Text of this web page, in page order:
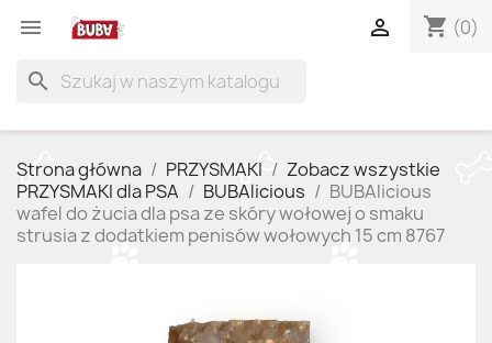
 shopping_cart (0)

search
Strona główna PRZYSMAKI
Zobacz wszystkie
PRZYSMAKI dla PSA
BUBAlicious
BUBAlicious
wafel do żucia dla psa ze skóry wołowej o smaku
strusia z dodatkiem penisów wołowych 15 cm 8767